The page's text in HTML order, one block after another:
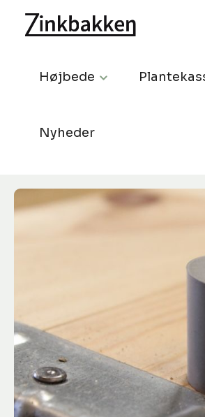
Højbede
Nyheder
Spring over billedgalleri